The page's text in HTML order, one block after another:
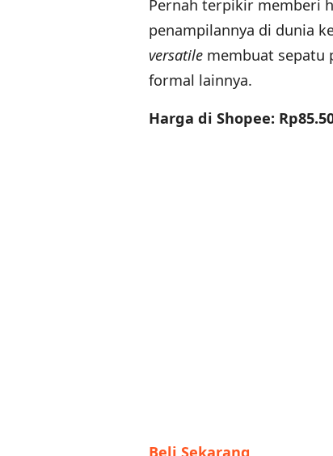
Pernah terpikir memberi
penampilannya di dunia
versatile membuat sepatu
formal lainnya.
Harga di Shopee: